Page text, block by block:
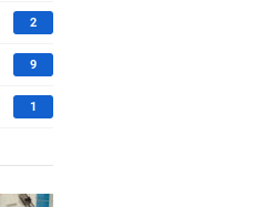
2
9
1